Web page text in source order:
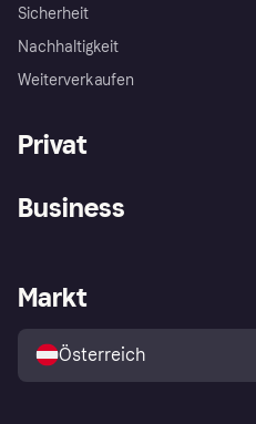
Sicherheit
Nachhaltigkeit
Weiterverkaufen
Privat
Shops entdecken
Business
Händlerportal
Markt
Österreich